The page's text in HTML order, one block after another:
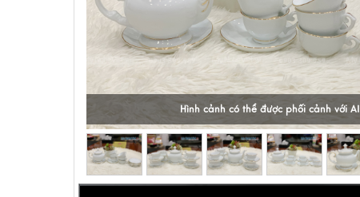
Hình cảnh có thể được phối cảnh với AI